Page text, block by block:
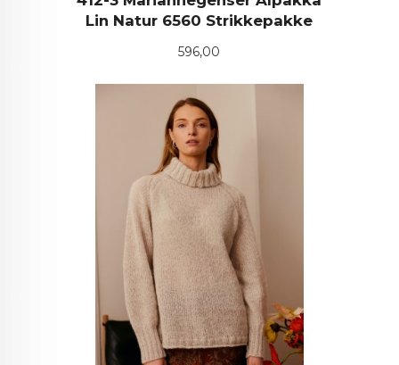
Lin Natur 6560 Strikkepakke
Pris
596,00